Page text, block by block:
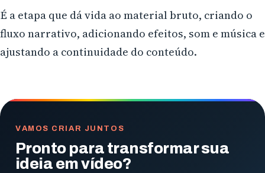
É a etapa que dá vida ao material bruto, criando o
fluxo narrativo, adicionando efeitos, som e música e
ajustando a continuidade do conteúdo.
VAMOS CRIAR JUNTOS
Pronto para transformar sua
ideia em vídeo?